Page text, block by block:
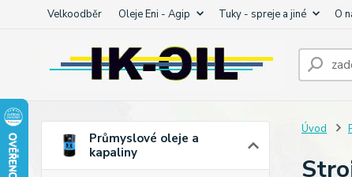
Velkoodběr Oleje Eni - Agip Tuky - spreje a jiné O
Průmyslové oleje a
kapaliny
Úvod